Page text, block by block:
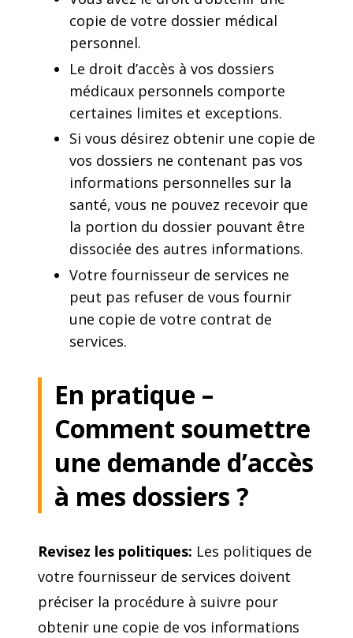
copie de votre dossier médical
personnel.
Le droit d’accès à vos dossiers
médicaux personnels comporte
certaines limites et exceptions.
Si vous désirez obtenir une copie de
vos dossiers ne contenant pas vos
informations personnelles sur la
santé, vous ne pouvez recevoir que
la portion du dossier pouvant être
dissociée des autres informations.
Votre fournisseur de services ne
peut pas refuser de vous fournir
une copie de votre contrat de
services.
En pratique –
Comment soumettre
une demande d’accès
à mes dossiers ?
Revisez les politiques: Les politiques de
votre fournisseur de services doivent
préciser la procédure à suivre pour
obtenir une copie de vos informations